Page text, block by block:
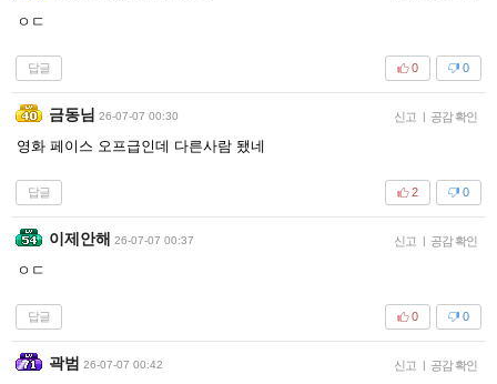
ㅇㄷ
답글 0
0
금동님 26-07-07 00:30 신고 | 공감 확인
영화 페이스 오프급인데 다른사람 됐네
답글 0
2
이제안해 26-07-07 00:37 신고 | 공감 확인
ㅇㄷ
답글 0
0
곽범 26-07-07 00:42 신고 | 공감 확인